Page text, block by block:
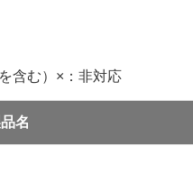
含む）×：非対応
名